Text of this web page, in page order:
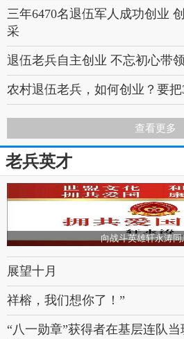
运城市退役军人事务局深入垣
乡村振兴注入“老兵”力量
万荣县水利局：闻“汛”而动 筑
一开一合谓之“道”
三年6470名退伍军人成功创业
采
退伍老兵自主创业 不忘初心带
农村退伍老兵，如何创业？要
硬骨头老兵 走出创业新境界
老兵故事丨全国模范退役军人
人闯出一条创业路
南海老兵创业故事 | 赵良波：吃
查看更多
老兵英才
向战斗英雄轩永涛同
展望十月
祥榕，我们想你了！”
“八一勋章”获得者在基层连队